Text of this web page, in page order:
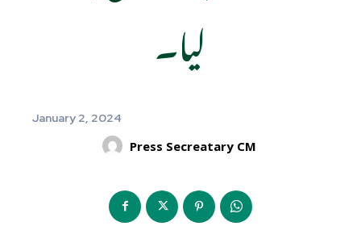
لیا۔
January 2, 2024
Press Secreatary CM